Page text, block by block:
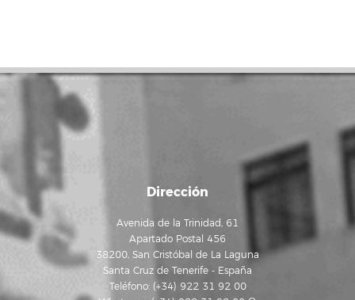
Dirección
Avenida de la Trinidad, 61
Apartado Postal 456
38200, San Cristóbal de La Laguna
Santa Cruz de Tenerife - España
Teléfono: (+34) 922 31 92 00